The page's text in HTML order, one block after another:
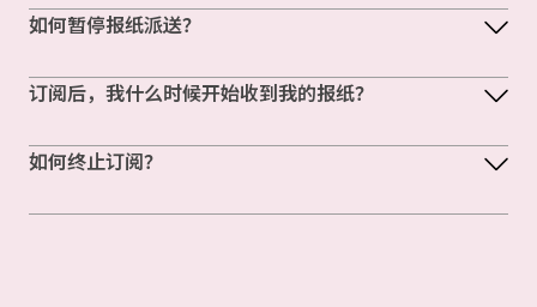
如何暂停报纸派送？
订阅后，我什么时候开始收到我的报纸？
如何终止订阅？